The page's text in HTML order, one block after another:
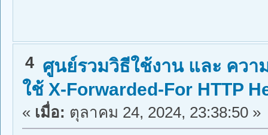
4 ศูนย์รวมวิธีใช้งาน และ ควา
ใช้ X-Forwarded-For HTTP
« เมื่อ: ตุลาคม 24, 2024, 23:38:50 »